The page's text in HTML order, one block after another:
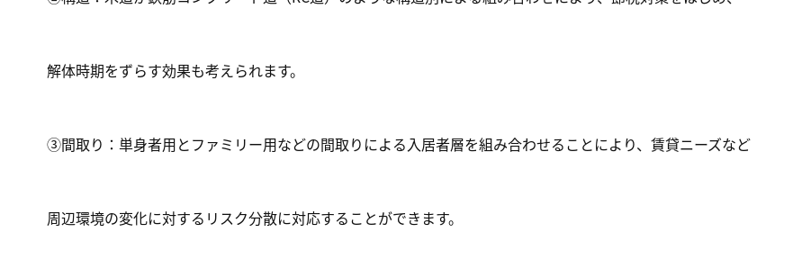
解体時期をずらす効果も考えられます。
③間取り：単身者用とファミリー用などの間取りによる入居者層を組み合わせることにより、賃貸ニーズなど
周辺環境の変化に対するリスク分散に対応することができます。